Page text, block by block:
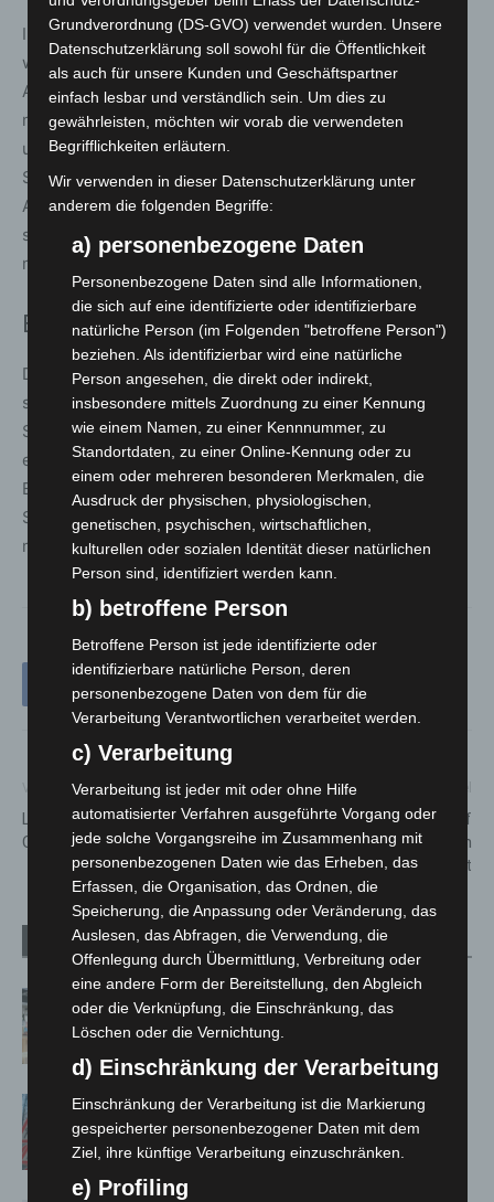
Im Materialbereich setzt Arclin auf Hochleistungsfasern
wie Nomex und Kevlar. Beide gehören zur Gruppe der
Aramide und sind seit Jahrzehnten fester Bestandteil
moderner Schutzkleidung. Nomex bietet hohen Hitze-
und Flammschutz, Kevlar sorgt für extreme Reiß- und
Schnittfestigkeit. Auf dem Freigelände demonstriert
Arclin die Belastbarkeit dieser Materialien mit dem
sogenannten Thermo-Man, einer Flash-Fire-Simulation
mit sensorbestücktem Dummy.
Einordnung
Die INTERSCHUTZ 2026 macht vielfältig deutlich, wie
stark sich Persönliche Schutzausrüstung von reiner
Schutzkleidung zu einem vernetzten Sicherheitssystem
entwickelt hat. Angesichts wachsender Risiken, längerer
Einsatzzeiten und klimatischer Veränderungen rückt der
Schutz der Einsatzkräfte zunehmend in den Mittelpunkt
moderner Gefahrenabwehr.
Vorheriger Artikel
Lkw-Unfall auf A2 bei Lehrte-
Ost blockiert alle Fahrspuren
Erste Sandspielzeugkiste auf
Spielplatz in Langenhagen
eröffnet
Verwandte Artikel Mehr vom Autor
Kunst trifft Weingenuss: Barbara-
Susann Mehring zeigt ihre Werke im
A2: Zweite Turbobaustelle startet
zwischen Hannover-West und
Bothfeld
Grundverordnung (DS-GVO) verwendet wurden. Unsere
Datenschutzerklärung soll sowohl für die Öffentlichkeit
als auch für unsere Kunden und Geschäftspartner
einfach lesbar und verständlich sein. Um dies zu
gewährleisten, möchten wir vorab die verwendeten
Begrifflichkeiten erläutern.
Wir verwenden in dieser Datenschutzerklärung unter
anderem die folgenden Begriffe:
a) personenbezogene Daten
Personenbezogene Daten sind alle Informationen,
die sich auf eine identifizierte oder identifizierbare
natürliche Person (im Folgenden "betroffene Person")
beziehen. Als identifizierbar wird eine natürliche
Person angesehen, die direkt oder indirekt,
insbesondere mittels Zuordnung zu einer Kennung
wie einem Namen, zu einer Kennnummer, zu
Standortdaten, zu einer Online-Kennung oder zu
einem oder mehreren besonderen Merkmalen, die
Ausdruck der physischen, physiologischen,
genetischen, psychischen, wirtschaftlichen,
kulturellen oder sozialen Identität dieser natürlichen
Person sind, identifiziert werden kann.
b) betroffene Person
Betroffene Person ist jede identifizierte oder
identifizierbare natürliche Person, deren
personenbezogene Daten von dem für die
Verarbeitung Verantwortlichen verarbeitet werden.
c) Verarbeitung
Verarbeitung ist jeder mit oder ohne Hilfe
automatisierter Verfahren ausgeführte Vorgang oder
jede solche Vorgangsreihe im Zusammenhang mit
personenbezogenen Daten wie das Erheben, das
Erfassen, die Organisation, das Ordnen, die
Speicherung, die Anpassung oder Veränderung, das
Auslesen, das Abfragen, die Verwendung, die
Offenlegung durch Übermittlung, Verbreitung oder
eine andere Form der Bereitstellung, den Abgleich
oder die Verknüpfung, die Einschränkung, das
Löschen oder die Vernichtung.
d) Einschränkung der Verarbeitung
Einschränkung der Verarbeitung ist die Markierung
gespeicherter personenbezogener Daten mit dem
Ziel, ihre künftige Verarbeitung einzuschränken.
e) Profiling